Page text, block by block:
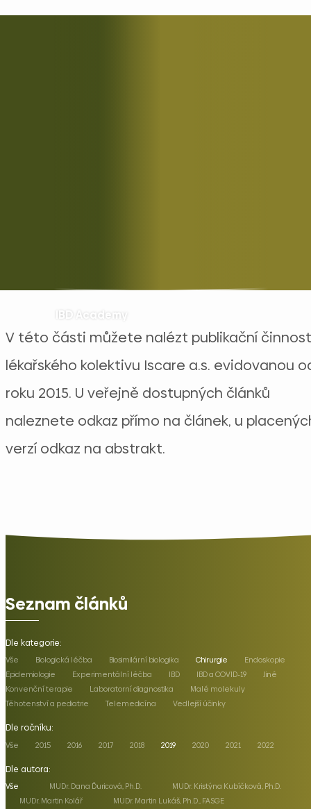
IBD Academy
V této části můžete nalézt publikační činnost
lékařského kolektivu Iscare a.s. evidovanou
roku 2015. U veřejně dostupných článků
naleznete odkaz přímo na článek, u
verzí odkaz na abstrakt.
Seznam článků
Dle kategorie:
Vše Biologická léčba Biosimilární biologika Chirurgie
Endoskopie
Epidemiologie
Experimentální léčba IBD IBD a COVID-19
Jiné
Konvenční terapie
Laboratorní diagnostika
Malé molekuly
Těhotenství a pediatrie
Telemedicína Vedlejší účinky
Dle ročníku:
Vše 2015 2016 2017 2018 2019 2020 2021 2022
Dle autora:
Vše MUDr. Dana Ďuricová, Ph.D.
MUDr. Kristýna Kubíčková, Ph.D.
MUDr. Martin Kolář
MUDr. Martin Lukáš, Ph.D., FASGE